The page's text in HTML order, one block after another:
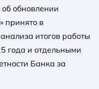
обновлении
принято в
итогов работы
года и отдельными
Банка за